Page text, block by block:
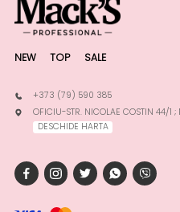
NEW TOP SALE
+373 (79) 590 385
OFICIU-STR. NICOLAE COSTIN 44/1
DESCHIDE HARTA